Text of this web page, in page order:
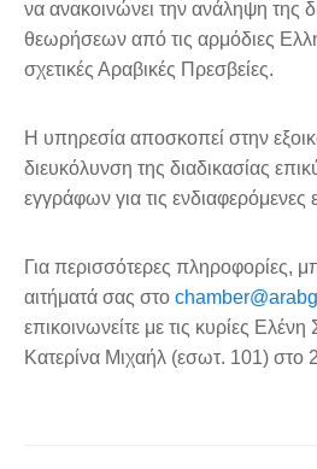
να ανακοινώνει την ανάληψη της
θεωρήσεων από τις αρμόδιες
σχετικές Αραβικές Πρεσβείες.
Η υπηρεσία αποσκοπεί στην
διευκόλυνση της διαδικασίας
εγγράφων για τις ενδιαφερόμενες
Για περισσότερες πληροφορίες,
αιτήματά σας στο
επικοινωνείτε με τις κυρίες
Κατερίνα Μιχαήλ (εσωτ. 101)